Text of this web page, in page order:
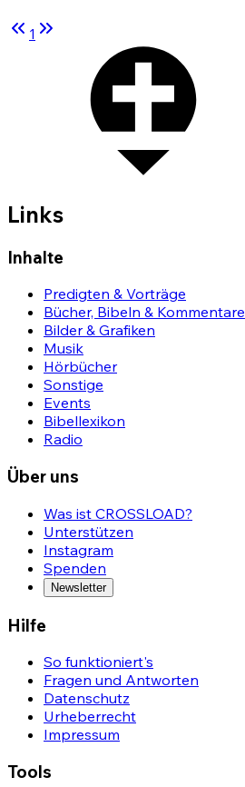
1
Links
Inhalte
Predigten & Vorträge
Bücher, Bibeln & Kommentare
Bilder & Grafiken
Musik
Hörbücher
Sonstige
Events
Bibellexikon
Radio
Über uns
Was ist CROSSLOAD?
Unterstützen
Instagram
Spenden
Newsletter
Hilfe
So funktioniert's
Fragen und Antworten
Datenschutz
Urheberrecht
Impressum
Tools